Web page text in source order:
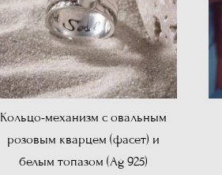
Кольцо-механизм с овальным
розовым кварцем (фасет) и
белым топазом (Ag 925)